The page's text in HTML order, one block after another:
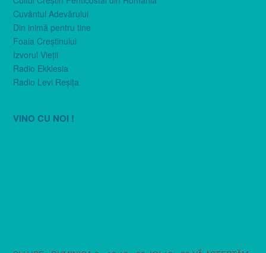
Cuvântul Adevărului
Din inimă pentru tine
Foaia Creştinului
Izvorul Vieţii
Radio Ekklesia
Radio Levi Reşiţa
VINO CU NOI !